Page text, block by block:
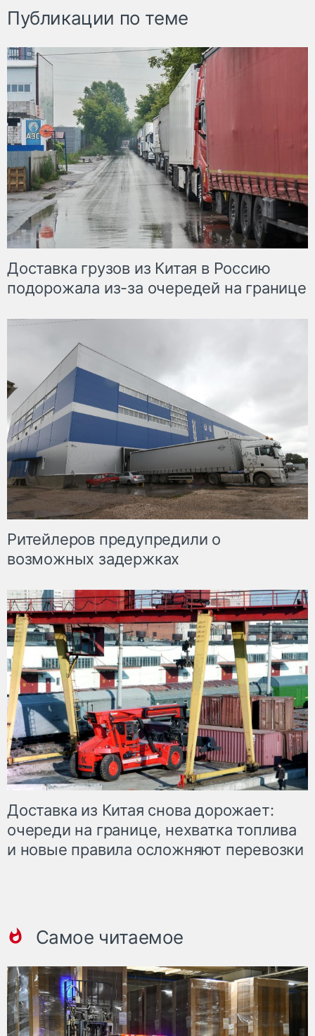
Публикации по теме
Доставка грузов из Китая в Россию
подорожала из-за очередей на границе
Ритейлеров предупредили о
возможных задержках
Доставка из Китая снова дорожает:
очереди на границе, нехватка топлива
и новые правила осложняют перевозки
Самое читаемое